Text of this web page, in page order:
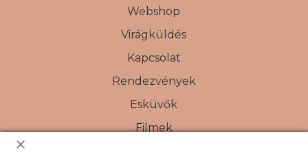
Webshop
Virágküldés
Kapcsolat
Rendezvények
Esküvők
Filmek